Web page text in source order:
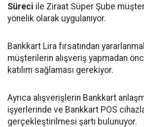
Süreci ile Ziraat Süper Şube
yönelik olarak uygulanıyor.
Bankkart Lira fırsatından
müşterilerin alışveriş yapmadan
katılım sağlaması gerekiyor.
Ayrıca alışverişlerin Bankkart
işyerlerinde ve Bankkart POS
gerçekleştirilmesi şartı bulunuyor.